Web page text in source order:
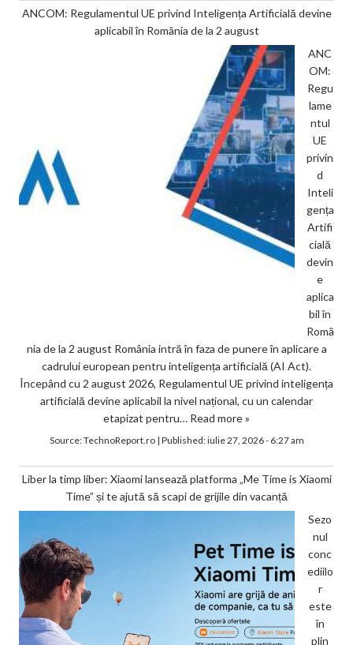
ANCOM: Regulamentul UE privind Inteligența Artificială devine
aplicabil în România de la 2 august
ANC
OM:
Regu
lame
ntul
UE
privin
d
Inteli
gența
Artifi
cială
devin
e
aplica
bil în
Româ
nia de la 2 august România intră în faza de punere în aplicare a
cadrului european pentru inteligența artificială (AI Act).
Începând cu 2 august 2026, Regulamentul UE privind inteligența
artificială devine aplicabil la nivel național, cu un calendar
etapizat pentru… Read more »
Source:TechnoReport.ro| Published:iulie 27, 2026 - 6:27 am
Liber la timp liber: Xiaomi lansează platforma „Me Time is Xiaomi
Time” și te ajută să scapi de grijile din vacanță
Sezo
nul
conc
ediilo
r
este
în
plin